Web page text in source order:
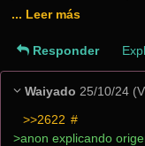
... Leer más
Responder
Waiyado 25/10/24
>>2622 #
>anon explicando